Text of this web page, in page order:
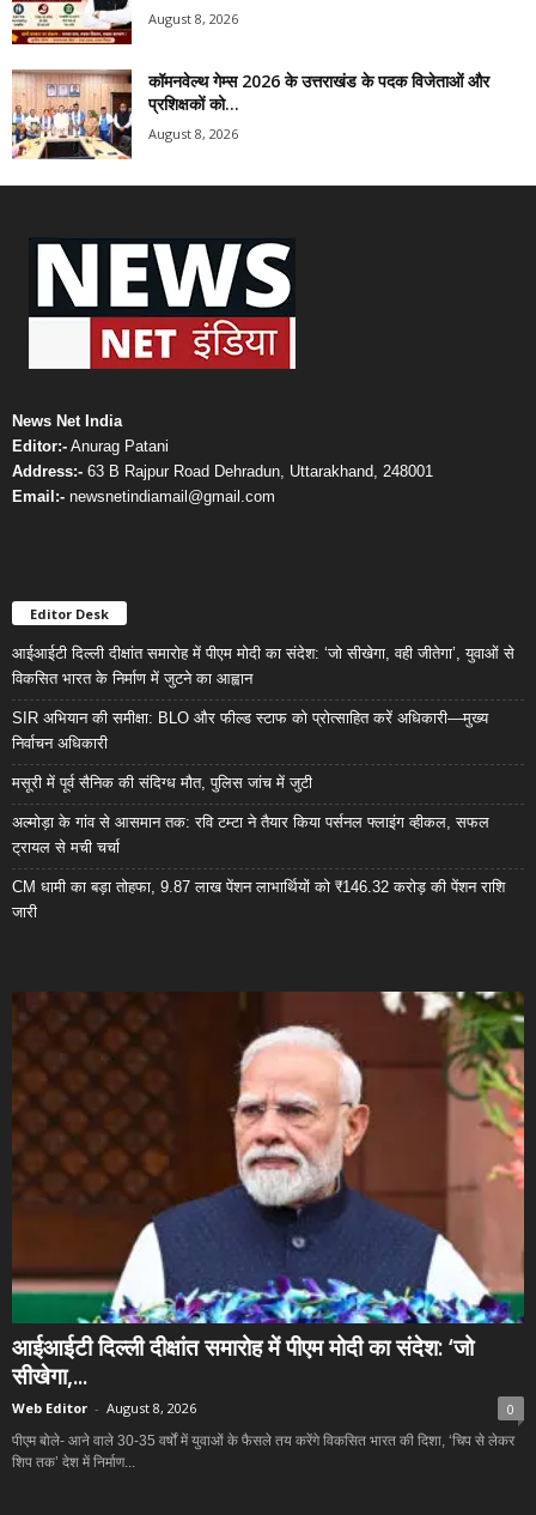
August 8, 2026
कॉमनवेल्थ गेम्स 2026 के उत्तराखंड के पदक विजेताओं और
प्रशिक्षकों को...
August 8, 2026
News Net India
Editor:- Anurag Patani
Address:- 63 B Rajpur Road Dehradun, Uttarakhand, 248001
Email:- newsnetindiamail@gmail.com
Editor Desk
आईआईटी दिल्ली दीक्षांत समारोह में पीएम मोदी का संदेश: ‘जो सीखेगा, वही जीतेगा’, युवाओं से
विकसित भारत के निर्माण में जुटने का आह्वान
SIR अभियान की समीक्षा: BLO और फील्ड स्टाफ को प्रोत्साहित करें अधिकारी—मुख्य
निर्वाचन अधिकारी
मसूरी में पूर्व सैनिक की संदिग्ध मौत, पुलिस जांच में जुटी
अल्मोड़ा के गांव से आसमान तक: रवि टम्टा ने तैयार किया पर्सनल फ्लाइंग व्हीकल, सफल
ट्रायल से मची चर्चा
CM धामी का बड़ा तोहफा, 9.87 लाख पेंशन लाभार्थियों को ₹146.32 करोड़ की पेंशन राशि
जारी
आईआईटी दिल्ली दीक्षांत समारोह में पीएम मोदी का संदेश: ‘जो
सीखेगा,...
Web Editor - August 8, 2026 0
पीएम बोले- आने वाले 30-35 वर्षों में युवाओं के फैसले तय करेंगे विकसित भारत की दिशा, ‘चिप से लेकर
शिप तक’ देश में निर्माण...